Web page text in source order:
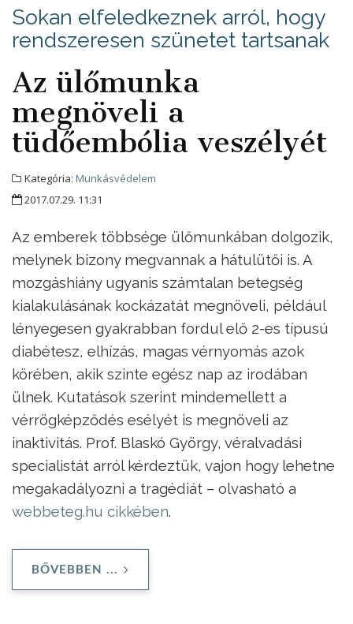
Sokan elfeledkeznek arról, hogy
rendszeresen szünetet tartsanak
Az ülőmunka
megnöveli a
tüdőembólia veszélyét
Kategória: Munkásvédelem
2017.07.29. 11:31
Az emberek többsége ülőmunkában dolgozik,
melynek bizony megvannak a hátulütői is. A
mozgáshiány ugyanis számtalan betegség
kialakulásának kockázatát megnöveli, például
lényegesen gyakrabban fordul elő 2-es típusú
diabétesz, elhízás, magas vérnyomás azok
körében, akik szinte egész nap az irodában
ülnek. Kutatások szerint mindemellett a
vérrögképződés esélyét is megnöveli az
inaktivitás. Prof. Blaskó György, véralvadási
specialistát arról kérdeztük, vajon hogy lehetne
megakadályozni a tragédiát – olvasható a
webbeteg.hu cikkében.
BŐVEBBEN ...